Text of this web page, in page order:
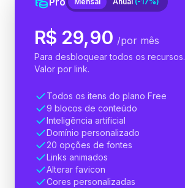
R$ 29,90 /por mês
Para desbloquear todos os recursos.
Valor por link.
Todos os itens do plano Free
9 blocos de conteúdo
Inteligência artificial
Domínio personalizado
20 opções de fontes
Links animados
Alterar favicon
Cores personalizadas